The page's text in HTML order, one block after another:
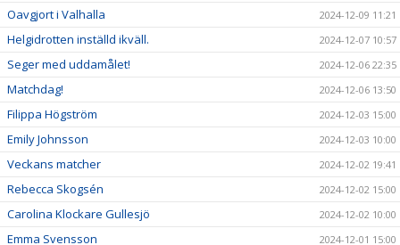
Oavgjort i Valhalla 2024-12-09 11:21
Helgidrotten inställd ikväll. 2024-12-07 10:57
Seger med uddamålet! 2024-12-06 22:35
Matchdag! 2024-12-06 13:50
Filippa Högström 2024-12-03 15:00
Emily Johnsson 2024-12-03 10:00
Veckans matcher 2024-12-02 19:41
Rebecca Skogsén 2024-12-02 15:00
Carolina Klockare Gullesjö 2024-12-02 10:00
Emma Svensson 2024-12-01 15:00